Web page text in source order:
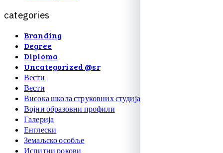
categories
Branding
Degree
Diploma
Uncategorized @sr
Вести
Вести
Висока школа струковних студија
Војни образовни профили
Галерија
Енглески
Земаљско особље
Испитни рокови